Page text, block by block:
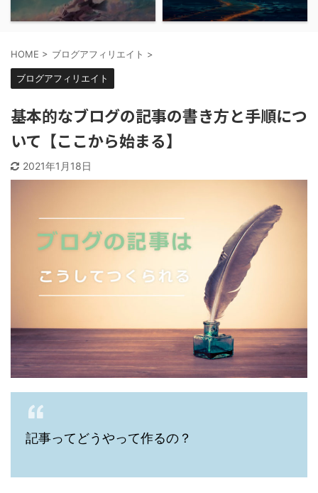
HOME > ブログアフィリエイト >
ブログアフィリエイト
基本的なブログの記事の書き方と手順につ
いて【ここから始まる】
2021年1月18日
記事ってどうやって作るの？